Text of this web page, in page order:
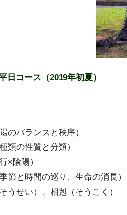
日コース（2019年初夏）
バランスと秩序）
の性質と分類）
×陰陽）
と時間の巡り、生命の消長）
せい）、相剋（そうこく）